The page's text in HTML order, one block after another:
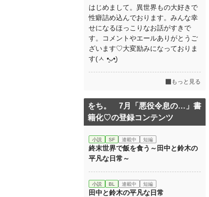
はじめまして。異世界もの大好きで
性癖詰め込んでおります。みんな幸
せになるほっこりなお話がすきで
す。コメントやエールありがとうご
ざいます♡大変励みになっておりま
す(ㅅ •͈ᴗ•͈)
もっと見る
をち。 7月「悪役令息の…」書
籍化♡の登録コンテンツ
小説 SF 連載中 短編
終末世界で飯を食う～田中と鈴木の
平凡な日常～
小説 BL 連載中 短編
田中と鈴木の平凡な日常